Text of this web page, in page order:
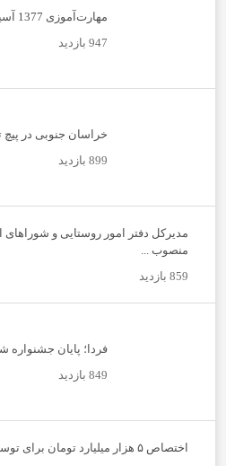
مهارت‌آموزی 1377 آسیب‌دیده اجتماعی
947 بازدید
خراسان جنوبی در پیچ
899 بازدید
مدیرکل دفتر امور روستایی و
منصوب ...
859 بازدید
فردا؛ پایان جشنواره
849 بازدید
اختصاص ۵ هزار میلیارد تومان برای توسعه زیرساخت‌های استان